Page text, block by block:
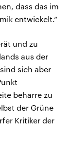
dass das im
entwickelt.“
und zu
aus der
sich aber
beharre zu
der Grüne
Kritiker der